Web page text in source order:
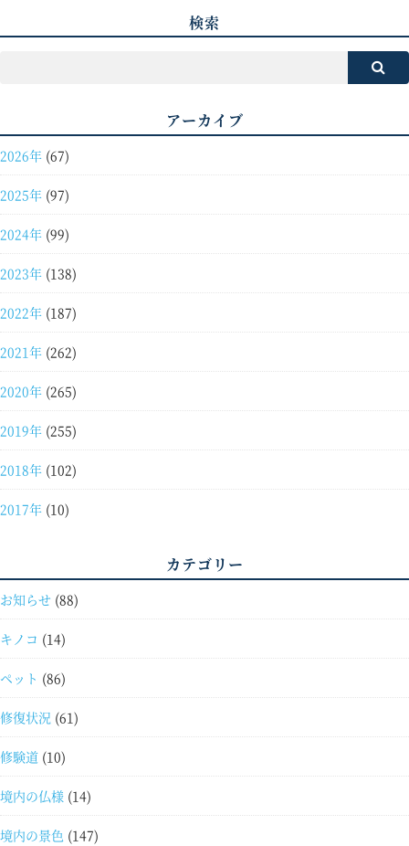
検索
アーカイブ
2026年 (67)
2025年 (97)
2024年 (99)
2023年 (138)
2022年 (187)
2021年 (262)
2020年 (265)
2019年 (255)
2018年 (102)
2017年 (10)
カテゴリー
お知らせ (88)
キノコ (14)
ペット (86)
修復状況 (61)
修験道 (10)
境内の仏様 (14)
境内の景色 (147)